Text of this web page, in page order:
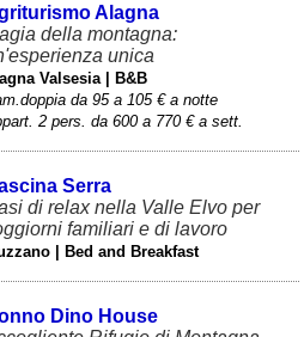
Alagna
della montagna:
unica
Valsesia | B&B
da 95 a 105 € a notte
2 pers. da 600 a 770 € a sett.
Serra
di relax nella Valle Elvo per
familiari e di lavoro
| Bed and Breakfast
Dino House